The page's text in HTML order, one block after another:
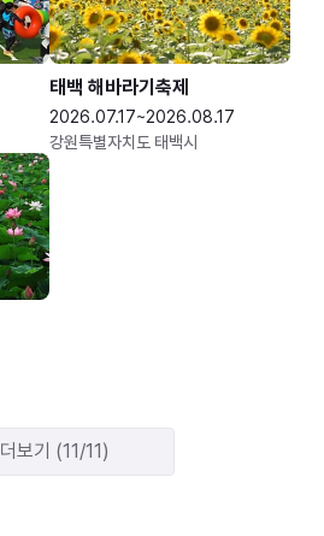
태백 해바라기축제
2026.07.17~2026.08.17
강원특별자치도 태백시
더보기 (11/11)